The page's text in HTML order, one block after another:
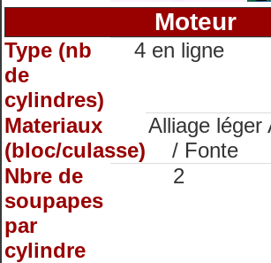
Moteur
Type (nb
de
cylindres)
4 en ligne
Materiaux
(bloc/culasse)
Alliage léger
/ Fonte
Nbre de
soupapes
par
cylindre
2